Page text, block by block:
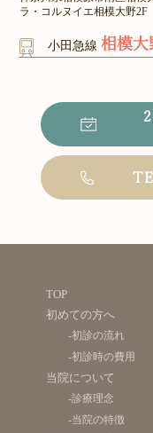
ラ・コルヌイエ相模大野2F
小田急線相模大
TOP
初めての方へ
-初診の流れ
-初診時の費用
当院について
-診療理念
-当院の特徴